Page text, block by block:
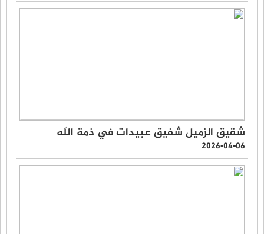
شقيق الزميل شفيق عبيدات في ذمة الله
2026-04-06